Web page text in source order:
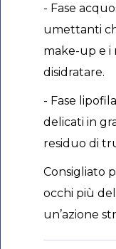
- Fase
umettanti
make-up e i
disidratare.
- Fase
delicati in
residuo di
Consigliato
occhi più
un’azione